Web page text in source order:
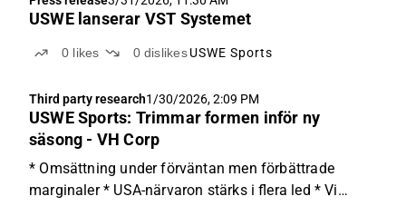
USWE lanserar VST Systemet
0 likes 0 dislikes USWE Sports
Third party research1/30/2026, 2:09 PM
USWE Sports: Trimmar formen inför ny
säsong - VH Corp
* Omsättning under förväntan men förbättrade
marginaler * USA-närvaron stärks i flera led * Vi